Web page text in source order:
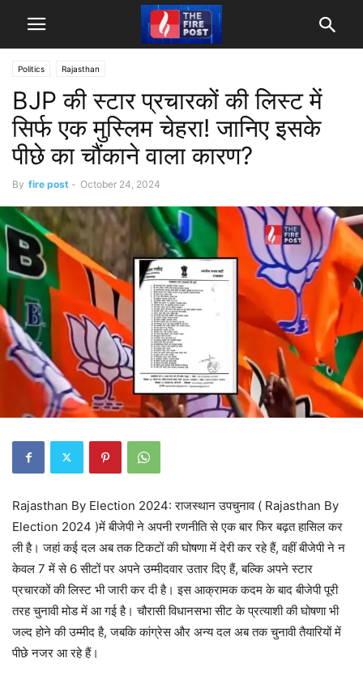
Politics Rajasthan
BJP की स्टार प्रचारकों की लिस्ट में
सिर्फ एक मुस्लिम चेहरा! जानिए इसके
पीछे का चौंकाने वाला कारण?
By fire post - October 24, 2024
Rajasthan By Election 2024:राजस्थान उपचुनाव ( Rajasthan By
Election 2024 )में बीजेपी ने अपनी रणनीति से एक बार फिर बढ़त हासिल कर
ली है। जहां कई दल अब तक टिकटों की घोषणा में देरी कर रहे हैं, वहीं बीजेपी ने न
केवल 7 में से 6 सीटों पर अपने उम्मीदवार उतार दिए हैं, बल्कि अपने स्टार
प्रचारकों की लिस्ट भी जारी कर दी है। इस आक्रामक कदम के बाद बीजेपी पूरी
तरह चुनावी मोड में आ गई है। चौरासी विधानसभा सीट के प्रत्याशी की घोषणा भी
जल्द होने की उम्मीद है, जबकि कांग्रेस और अन्य दल अब तक चुनावी तैयारियों में
पीछे नजर आ रहे हैं।